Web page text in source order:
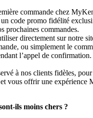
commande chez
code promo fidélité
prochaines commandes.
directement sur notre
ou simplement le
l’appel de confirmation.
à nos clients fidèles,
vous offrir une expérience
ils moins chers ?